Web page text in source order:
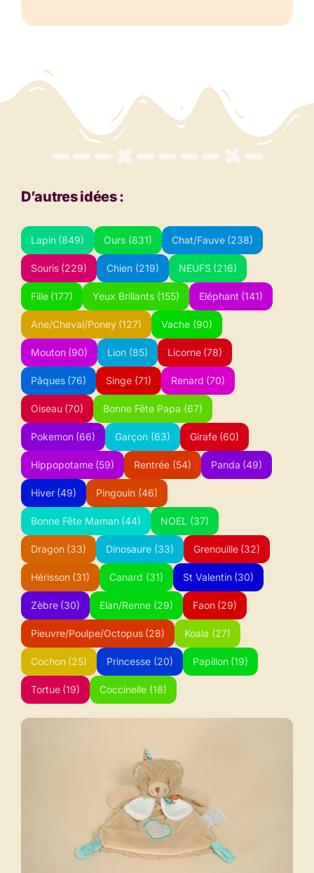
D’autres idées :
Lapin (849) Ours (831) Chat/Fauve (238)
Souris (229) Chien (219) NEUFS (216)
Fille (177) Yeux Brillants (155) Eléphant (141)
Ane/Cheval/Poney (127) Vache (90)
Mouton (90) Lion (85) Licorne (78)
Pâques (76) Singe (71) Renard (70)
Oiseau (70) Bonne Fête Papa (67)
Pokemon (66) Garçon (63) Girafe (60)
Hippopotame (59) Rentrée (54) Panda (49)
Hiver (49) Pingouin (46)
Bonne Fête Maman (44) NOEL (37)
Dragon (33) Dinosaure (33) Grenouille (32)
Hérisson (31) Canard (31) St Valentin (30)
Zèbre (30) Elan/Renne (29) Faon (29)
Pieuvre/Poulpe/Octopus (28) Koala (27)
Cochon (25) Princesse (20) Papillon (19)
Tortue (19) Coccinelle (18)